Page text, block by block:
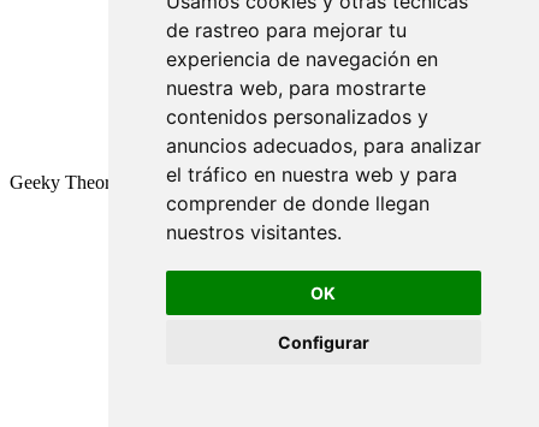
de rastreo para mejorar tu
experiencia de navegación en
nuestra web, para mostrarte
contenidos personalizados y
anuncios adecuados, para analizar
el tráfico en nuestra web y para
comprender de donde llegan
nuestros visitantes.
OK
Configurar
Geeky Theory © 2026